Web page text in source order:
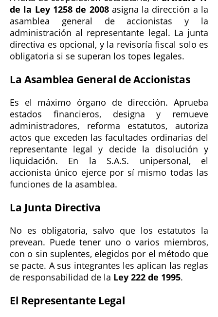
de la Ley 1258 de 2008asigna la dirección a la
asamblea general de accionistas y la
administración al representante legal. La junta
directiva es opcional, y la revisoría fiscal solo es
obligatoria si se superan los topes legales.
La Asamblea General de Accionistas
Es el máximo órgano de dirección. Aprueba
estados financieros, designa y remueve
administradores, reforma estatutos, autoriza
actos que exceden las facultades ordinarias del
representante legal y decide la disolución y
liquidación. En la S.A.S. unipersonal, el
accionista único ejerce por sí mismo todas las
funciones de la asamblea.
La Junta Directiva
No es obligatoria, salvo que los estatutos la
prevean. Puede tener uno o varios miembros,
con o sin suplentes, elegidos por el método que
se pacte. A sus integrantes les aplican las reglas
de responsabilidad de la Ley 222 de 1995.
El Representante Legal